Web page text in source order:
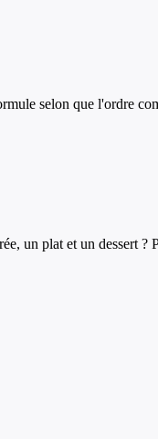
selon que l'ordre
un plat et un dessert ?